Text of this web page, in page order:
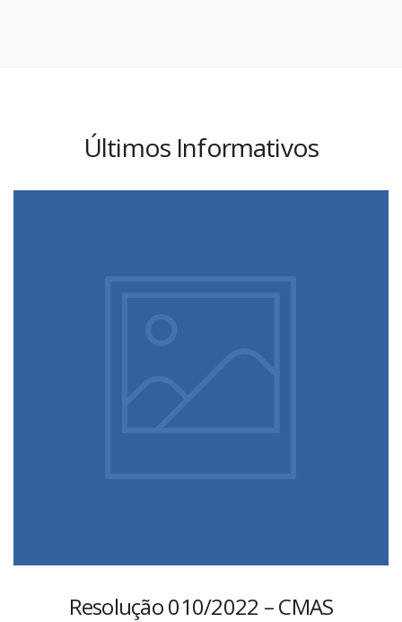
Últimos Informativos
Resolução 010/2022 – CMAS